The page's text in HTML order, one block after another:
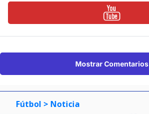
Mostrar Comentarios
Fútbol > Noticia